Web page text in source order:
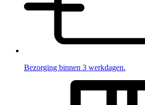
Bezorging binnen 3 werkdagen.